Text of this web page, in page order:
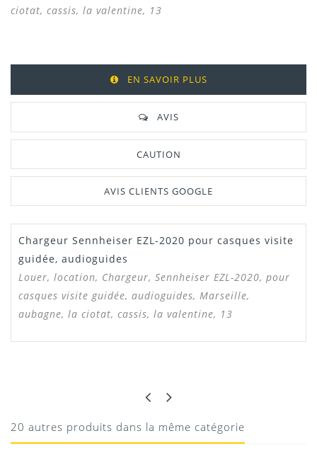
ciotat, cassis, la valentine, 13
EN SAVOIR PLUS
AVIS
CAUTION
AVIS CLIENTS GOOGLE
Chargeur Sennheiser EZL-2020 pour casques visite
guidée, audioguides
Louer, location, Chargeur, Sennheiser EZL-2020, pour
casques visite guidée, audioguides, Marseille,
aubagne, la ciotat, cassis, la valentine, 13
08/08/2020
20 autres produits dans la même catégorie